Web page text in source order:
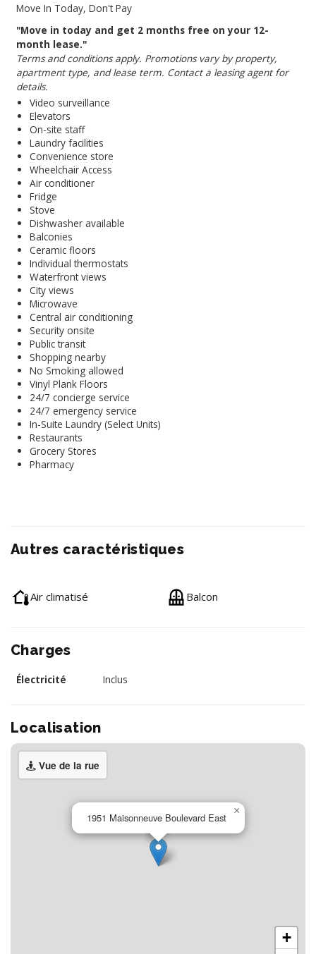
Move In Today, Don't Pay
"Move in today and get 2 months free on your 12-
month lease."
Terms and conditions apply. Promotions vary by property,
apartment type, and lease term. Contact a leasing agent for
details.
Video surveillance
Elevators
On-site staff
Laundry facilities
Convenience store
Wheelchair Access
Air conditioner
Fridge
Stove
Dishwasher available
Balconies
Ceramic floors
Individual thermostats
Waterfront views
City views
Microwave
Central air conditioning
Security onsite
Public transit
Shopping nearby
No Smoking allowed
Vinyl Plank Floors
24/7 concierge service
24/7 emergency service
In-Suite Laundry (Select Units)
Restaurants
Grocery Stores
Pharmacy
Autres caractéristiques
Air climatisé Balcon
Charges
Électricité Inclus
Localisation
Vue de la rue
1951 Maisonneuve Boulevard East
×
+